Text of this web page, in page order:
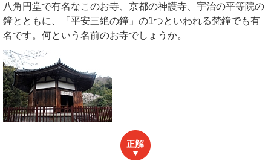
八角円堂で有名なこのお寺、京都の神護寺、宇治の平等院の
鐘とともに、「平安三絶の鐘」の1つといわれる梵鐘でも有
名です。何という名前のお寺でしょうか。